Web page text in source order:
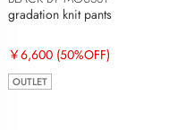
gradation knit pants
￥6,600 (50%OFF)
OUTLET